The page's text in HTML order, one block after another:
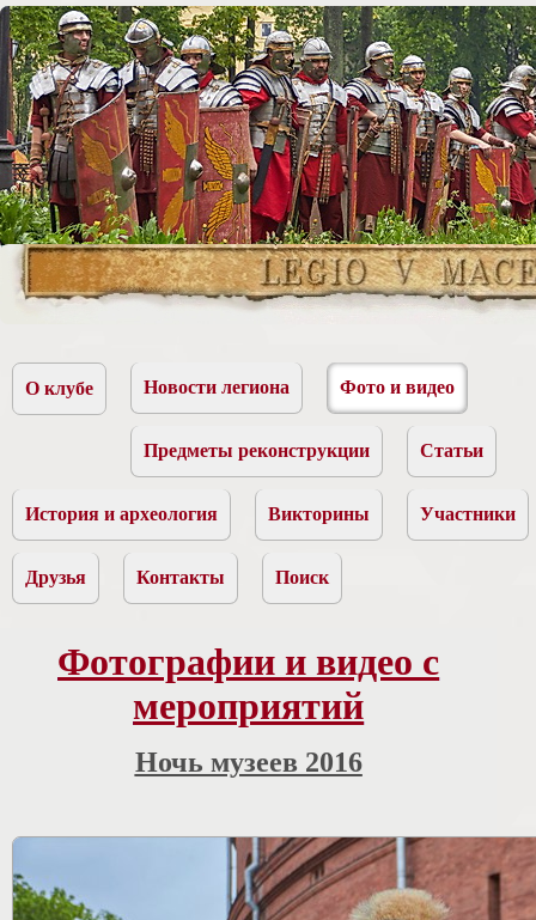
О клубе Новости легиона Фото и видео
Предметы реконструкции Статьи
История и археология Викторины Участники
Друзья Контакты Поиск
Фотографии и видео с
мероприятий
Ночь музеев 2016